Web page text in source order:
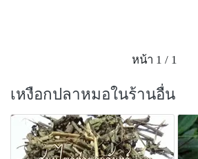
กลีบจะเป็นรูปหอก กว้างประมาณ
ยาวประมาณ 1-2.5 มิลลิเมตร ปลาย
เล็กน้อย ในแต่ละแฉกเป็นรูปกลม มีข
0.2-0.3 มิลลิเมตร และยาวประมาณ
ด้านนอกมีขน ดอกมีเกสรเพศผู้ 4 อัน
หลอดกลีบดอก โดยที่ 2 อัน จะอยู่ต่ำก
หน้า 1 / 1
เหงือกปลาหมอในร้านอื่น